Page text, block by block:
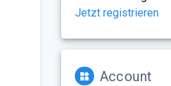
Jetzt registrieren
Account